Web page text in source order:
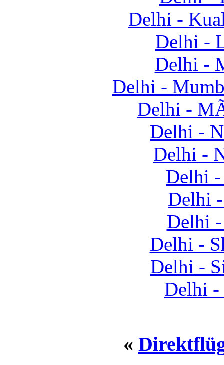
Delhi -
Delhi -
Delhi -
Delhi -
Delhi -
Delhi -
Delhi -
Delhi
Delhi
Delhi
Delhi -
Delhi -
Delhi
«